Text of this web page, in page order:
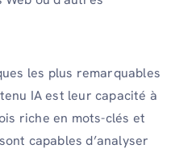
les plus remarquables
IA est leur capacité à
riche en mots-clés et
capables d’analyser